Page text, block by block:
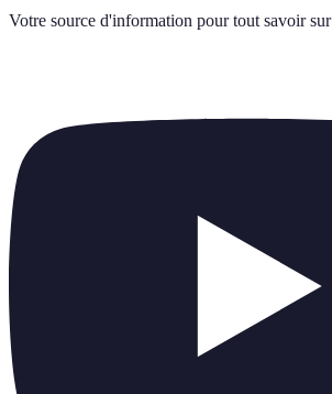
Votre source d'information pour tout savoir sur